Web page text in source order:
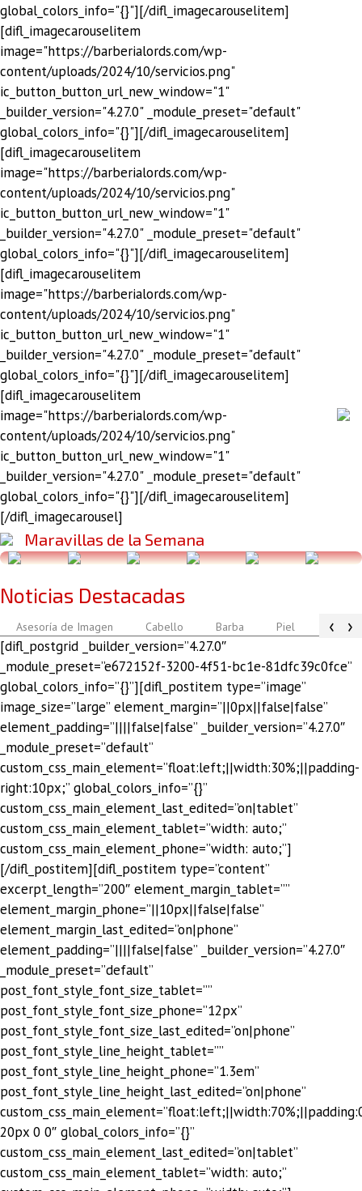
global_colors_info="{}"][/difl_imagecarouselitem]
[difl_imagecarouselitem
image="https://barberialords.com/wp-
content/uploads/2024/10/servicios.png"
ic_button_button_url_new_window="1"
_builder_version="4.27.0" _module_preset="default"
global_colors_info="{}"][/difl_imagecarouselitem]
[difl_imagecarouselitem
image="https://barberialords.com/wp-
content/uploads/2024/10/servicios.png"
ic_button_button_url_new_window="1"
_builder_version="4.27.0" _module_preset="default"
global_colors_info="{}"][/difl_imagecarouselitem]
[difl_imagecarouselitem
image="https://barberialords.com/wp-
content/uploads/2024/10/servicios.png"
ic_button_button_url_new_window="1"
_builder_version="4.27.0" _module_preset="default"
global_colors_info="{}"][/difl_imagecarouselitem]
[difl_imagecarouselitem
image="https://barberialords.com/wp-
content/uploads/2024/10/servicios.png"
ic_button_button_url_new_window="1"
_builder_version="4.27.0" _module_preset="default"
global_colors_info="{}"][/difl_imagecarouselitem]
[/difl_imagecarousel]
Maravillas de la Semana
Noticias Destacadas
‹
Asesoría de Imagen Cabello Barba Piel ›
[difl_postgrid _builder_version=”4.27.0″
_module_preset=”e672152f-3200-4f51-bc1e-81dfc39c0fce”
global_colors_info=”{}”][difl_postitem type=”image”
image_size=”large” element_margin=”||0px||false|false”
element_padding=”||||false|false” _builder_version=”4.27.0″
_module_preset=”default”
custom_css_main_element=”float:left;||width:30%;||padding-
right:10px;” global_colors_info=”{}”
custom_css_main_element_last_edited=”on|tablet”
custom_css_main_element_tablet=”width: auto;”
custom_css_main_element_phone=”width: auto;”]
[/difl_postitem][difl_postitem type=”content”
excerpt_length=”200″ element_margin_tablet=””
element_margin_phone=”||10px||false|false”
element_margin_last_edited=”on|phone”
element_padding=”||||false|false” _builder_version=”4.27.0″
_module_preset=”default”
post_font_style_font_size_tablet=””
post_font_style_font_size_phone=”12px”
post_font_style_font_size_last_edited=”on|phone”
post_font_style_line_height_tablet=””
post_font_style_line_height_phone=”1.3em”
post_font_style_line_height_last_edited=”on|phone”
20px 0 0″ global_colors_info=”{}”
custom_css_main_element_last_edited=”on|tablet”
custom_css_main_element_tablet=”width: auto;”